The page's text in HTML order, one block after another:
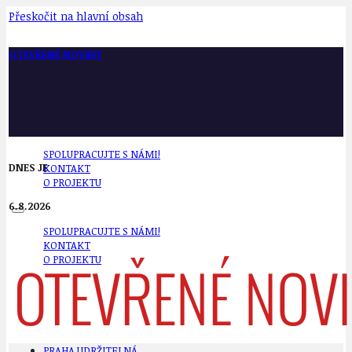
Přeskočit na hlavní obsah
OTEVŘENÉ NOVINY
SPOLUPRACUJTE S NÁMI!
KONTAKT
O PROJEKTU
SPOLUPRACUJTE S NÁMI!
KONTAKT
O PROJEKTU
DNES JE
6.8.2026